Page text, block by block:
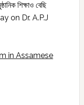
শিক্ষাও বেছি
on Dr. A.P.J
in Assamese